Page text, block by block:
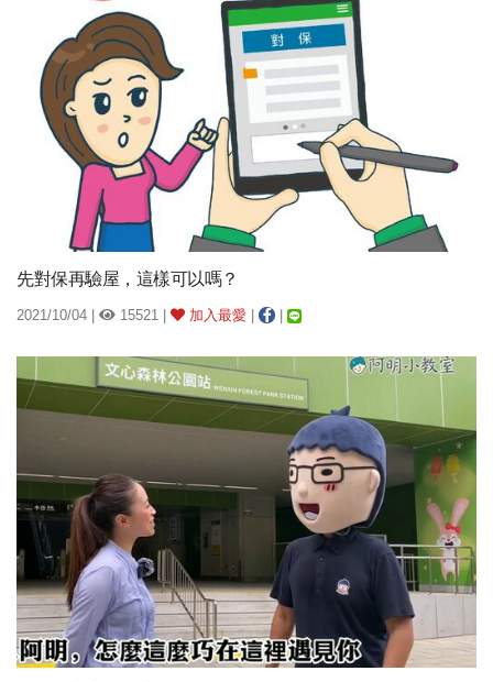
先對保再驗屋，這樣可以嗎？
2021/10/04 | 15521 | 加入最愛